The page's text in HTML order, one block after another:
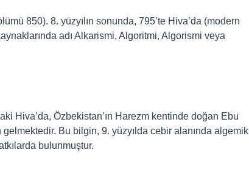
850). 8. yüzyılın sonunda, 795’te Hiva’da (modern
adı Alkarismi, Algoritmi, Algorismi veya
Hiva’da, Özbekistan’ın Harezm kentinde doğan Ebu
Bu bilgin, 9. yüzyılda cebir alanında algemik
bulunmuştur.